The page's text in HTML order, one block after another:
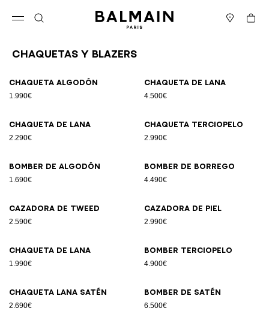
Cesta
Chaquetas Y Blazers
Chaqueta algodón
1.990€
Chaqueta de lana
4.500€
Chaqueta de lana
2.290€
Chaqueta terciopelo
2.990€
Bomber de algodón
1.690€
Bomber de borrego
4.490€
Cazadora de tweed
2.590€
Cazadora de piel
2.990€
Chaqueta de lana
1.990€
Bomber terciopelo
4.900€
Chaqueta lana satén
2.690€
Bomber de satén
6.500€